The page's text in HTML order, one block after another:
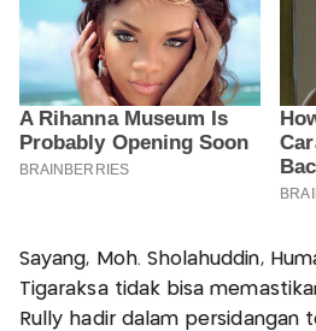
Sayang, Moh. Sholahuddin,
Tigaraksa tidak bisa
Rully hadir dalam persidangan